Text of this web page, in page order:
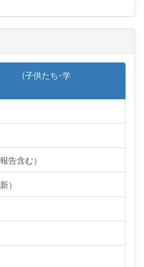
たち･学
告含む）
）